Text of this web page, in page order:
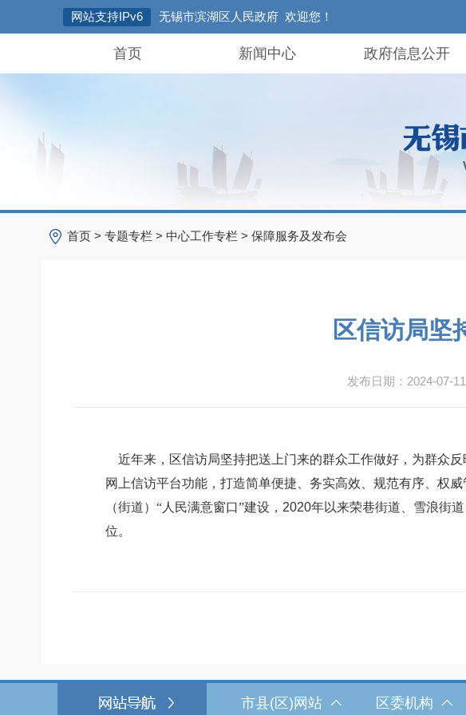
网站支持IPv6 无锡市滨湖区人民政府 欢迎您！
首页 新闻中心 政府信息公开
首页 > 专题专栏 > 中心工作专栏 > 保障服务及发布会
区信访局坚
发布日期：2024-07-
近年来，区信访局坚持把送上门来的群众工作做好，为群众
网上信访平台功能，打造简单便捷、务实高效、规范有序、权
（街道）“人民满意窗口”建设， 2020年以来荣巷街道、雪浪街
位。
市县(区)网站 区委机构